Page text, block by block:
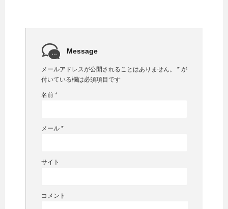
Message
メールアドレスが公開されることはありません。 * が
付いている欄は必須項目です
名前 *
メール *
サイト
コメント